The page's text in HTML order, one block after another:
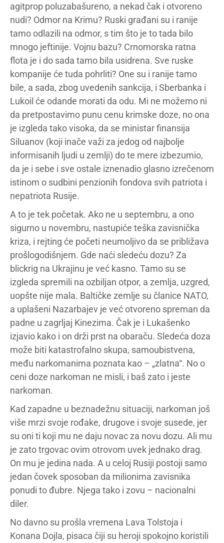
agitprop poluzabašureno, a nekad čak i otvoreno
nudi? Odmor na Krimu? Ruski građani su i ranije
tamo odlazili na odmor, s tim što je to tada bilo
mnogo jeftinije. Vojnu bazu? Crnomorska ratna
flota je i do sada tamo bila usidrena. Sve ruske
kompanije će tuda pohrliti? One su i ranije tamo
bile, a sada, zbog uvedenih sankcija, i Sberbanka i
Lukoil će odande morati da odu. Mi ne možemo ni
da pretpostavimo punu cenu krimske doze, no ona
je izgleda tako visoka, da se ministar finansija
Siluanov (koji inače važi za jedog od najbolje
informisanih ljudi u zemlji) do te mere izbezumio,
da je i sebe i sve ostale iznenadio glasno izrečenom
istinom o sudbini penzionih fondova svih patriota i
nepatriota Rusije.
A to je tek početak. Ako ne u septembru, a ono
sigurno u novembru, nastupiće teška zavisnička
kriza, i rejting će početi neumoljivo da se približava
prošlogodišnjem. Gde naći sledeću dozu? Za
blickrig na Ukrajinu je već kasno. Tamo su se
izgleda spremili na ozbiljan otpor, a zemlja, uzgred,
uopšte nije mala. Baltičke zemlje su članice NATO,
a uplašeni Nazarbajev je već otvoreno spreman da
padne u zagrljaj Kinezima. Čak je i Lukašenko
izjavio kako i on drži prst na obaraču. Sledeća doza
može biti katastrofalno skupa, samoubistvena,
među narkomanima poznata kao – „zlatna“. No o
ceni doze narkoman ne misli, i baš zato i jeste
narkoman.
Kad zapadne u beznadežnu situaciji, narkoman još
više mrzi svoje rođake, drugove i svoje susede, jer
su oni ti koji mu ne daju novac za novu dozu. Ali mu
je zato trgovac ovim otrovom uvek jednako drag.
On mu je jedina nada. A u celoj Rusiji postoji samo
jedan čovek sposoban da milionima zavisnika
ponudi to đubre. Njega tako i zovu – nacionalni
diler.
No davno su prošla vremena Lava Tolstoja i
Konana Dojla, pisaca čiji su heroji spokojno koristili